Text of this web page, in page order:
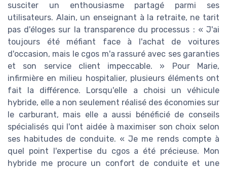
susciter un enthousiasme partagé parmi ses
utilisateurs. Alain, un enseignant à la retraite, ne tarit
pas d'éloges sur la transparence du processus : « J'ai
toujours été méfiant face à l'achat de voitures
d'occasion, mais le cgos m'a rassuré avec ses garanties
et son service client impeccable. » Pour Marie,
infirmière en milieu hospitalier, plusieurs éléments ont
fait la différence. Lorsqu'elle a choisi un véhicule
hybride, elle a non seulement réalisé des économies sur
le carburant, mais elle a aussi bénéficié de conseils
spécialisés qui l'ont aidée à maximiser son choix selon
ses habitudes de conduite. « Je me rends compte à
quel point l'expertise du cgos a été précieuse. Mon
hybride me procure un confort de conduite et une